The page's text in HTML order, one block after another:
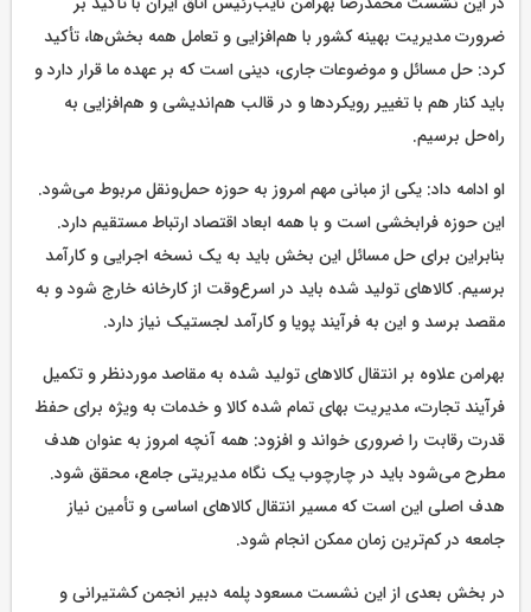
ضرورت مدیریت بهینه کشور با هم‌افزایی و تعامل همه بخش‌ها، تأکید
کرد: حل مسائل و موضوعات جاری، دینی است که بر عهده ما قرار دارد و
باید کنار هم با تغییر رویکردها و در قالب هم‌اندیشی و هم‌افزایی به
راه‌حل برسیم.
او ادامه داد: یکی از مبانی مهم امروز به حوزه حمل‌ونقل مربوط می‌شود.
این حوزه فرابخشی است و با همه ابعاد اقتصاد ارتباط مستقیم دارد.
بنابراین برای حل مسائل این بخش باید به یک نسخه اجرایی و کارآمد
برسیم. کالاهای تولید شده باید در اسرع‌وقت از کارخانه خارج شود و به
مقصد برسد و این به فرآیند پویا و کارآمد لجستیک نیاز دارد.
بهرامن علاوه بر انتقال کالاهای تولید شده به مقاصد موردنظر و تکمیل
فرآیند تجارت، مدیریت بهای تمام شده کالا و خدمات به ویژه برای حفظ
قدرت رقابت را ضروری خواند و افزود: همه آنچه امروز به عنوان هدف
مطرح می‌شود باید در چارچوب یک نگاه مدیریتی جامع، محقق شود.
هدف اصلی این است که مسیر انتقال کالاهای اساسی و تأمین نیاز
جامعه در کم‌ترین زمان ممکن انجام شود.
در بخش بعدی از این نشست مسعود پلمه دبیر انجمن کشتیرانی و